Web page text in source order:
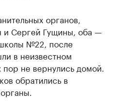
органов,
и Сергей Гущины, оба —
№22, после
в неизвестном
не вернулись домой.
обратились в